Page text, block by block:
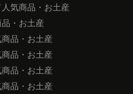
気商品・お土産
・お土産
品・お土産
品・お土産
品・お土産
品・お土産